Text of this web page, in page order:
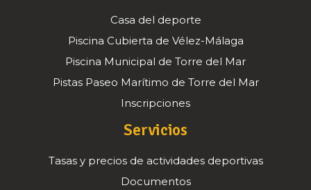
Casa del deporte
Piscina Cubierta de Vélez-Málaga
Piscina Municipal de Torre del Mar
Pistas Paseo Marítimo de Torre del Mar
Inscripciones
Servicios
Tasas y precios de actividades deportivas
Documentos